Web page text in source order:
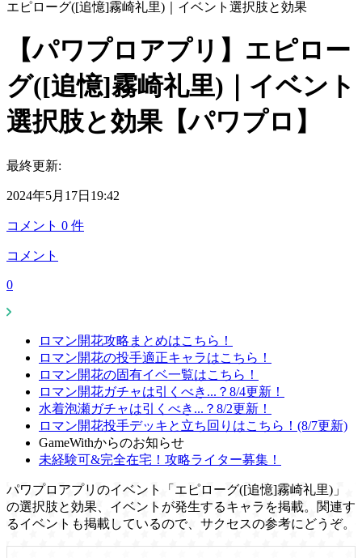
エピローグ([追憶]霧崎礼里)｜イベント選択肢と効果
【パワプロアプリ】エピロー
グ([追憶]霧崎礼里)｜イベント
選択肢と効果【パワプロ】
最終更新:
2024年5月17日19:42
コメント 0 件
コメント
0
ロマン開花攻略まとめはこちら！
ロマン開花の投手適正キャラはこちら！
ロマン開花の固有イベ一覧はこちら！
ロマン開花ガチャは引くべき...？8/4更新！
水着泡瀬ガチャは引くべき...？8/2更新！
ロマン開花投手デッキと立ち回りはこちら！(8/7更新)
GameWithからのお知らせ
未経験可&完全在宅！攻略ライター募集！
パワプロアプリのイベント「エピローグ([追憶]霧崎礼里)」
の選択肢と効果、イベントが発生するキャラを掲載。関連す
るイベントも掲載しているので、サクセスの参考にどうぞ。